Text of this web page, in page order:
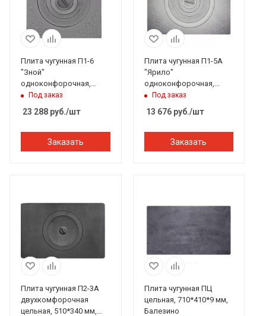
Плита чугунная П1-6
"Зной"
одноконфорочная,
600*600*265 мм,
Рубцовск
Под заказ
23 288 руб./шт
Заказать
Плита чугунная П1-5А
"Ярило"
одноконфорочная,
512*512*20 мм,
Рубцовск
Под заказ
13 676руб./шт
Заказать
Плита чугунная П2-3А
двухкомфорочная
цельная, 510*340 мм,
Плита чугунная ПЦ
цельная, 710*410*9 мм,
Балезино